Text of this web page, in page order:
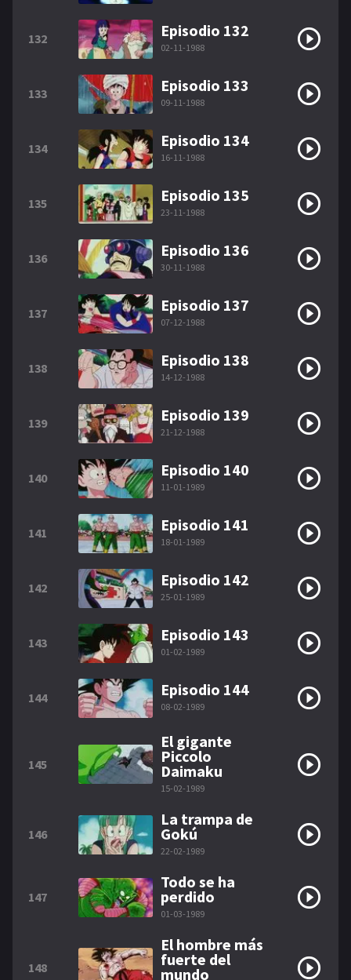
132 Episodio 132
02-11-1988
133 Episodio 133
09-11-1988
134 Episodio 134
16-11-1988
135 Episodio 135
23-11-1988
136 Episodio 136
30-11-1988
137 Episodio 137
07-12-1988
138 Episodio 138
14-12-1988
139 Episodio 139
21-12-1988
140 Episodio 140
11-01-1989
141 Episodio 141
18-01-1989
142 Episodio 142
25-01-1989
143 Episodio 143
01-02-1989
144 Episodio 144
08-02-1989
145
El gigante
Piccolo
Daimaku
15-02-1989
146
La trampa de
Gokú
22-02-1989
147
Todo se ha
perdido
01-03-1989
148
El hombre más
fuerte del
mundo